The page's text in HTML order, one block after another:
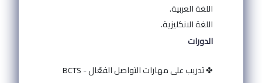
اللغة العربية.
اللغة الانكليزية.
الدورات
✤ تدريب على مهارات التواصل الفعّال - BCTS